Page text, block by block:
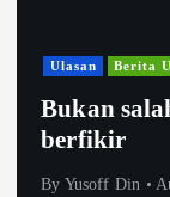
Ulasan Berita
Bukan
berfikir
By Yusoff Din